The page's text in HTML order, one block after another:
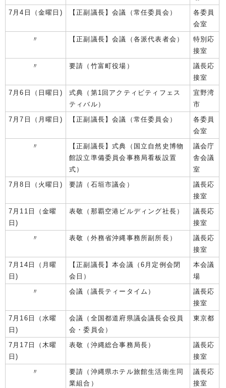
7月4日（金曜日)
【正副議長】会議（常任委員会）
各委員
会室
〃
【正副議長】会議（各派代表者会）
特別応
接室
〃
要請（竹富町役場）
議長応
接室
7月6日（日曜日)
式典（第1回アクティビティフェス
ティバル）
宜野湾
市
7月7日（月曜日)
【正副議長】会議（常任委員会）
各委員
会室
〃
【正副議長】式典（国立自然史博物
館設立準備委員会事務局看板設置
式）
議会庁
舎会議
室
7月8日（火曜日)
要請（石垣市議会）
議長応
接室
7月11日（金曜
日)
表敬（那覇空港ビルディング社長）
議長応
接室
〃
表敬（外務省沖縄事務所副所長）
議長応
接室
7月14日（月曜
日)
【正副議長】本会議（6月定例会閉
会日）
本会議
場
〃
会議（議長ティータイム）
議長応
接室
7月16日（水曜
日)
会議（全国都道府県議会議長会役員
会・委員会）
東京都
7月17日（木曜
日)
表敬（沖縄総合事務局長）
議長応
接室
〃
要請（沖縄県ホテル旅館生活衛生同
業組合）
議長応
接室